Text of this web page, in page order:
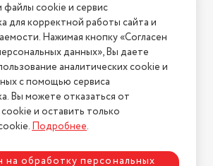
Условия возврата
ошибку на сайте? Напишите нам
магазин "АстМаркет". У нас есть всё!
конфиденциальности
cookie и сервис
для корректной работы сайта и
Нажимая кнопку «Согласен
данных», Вы даете
аналитических cookie и
с помощью сервиса
Вы можете отказаться от
и оставить только
Подробнее.
на обработку персональных